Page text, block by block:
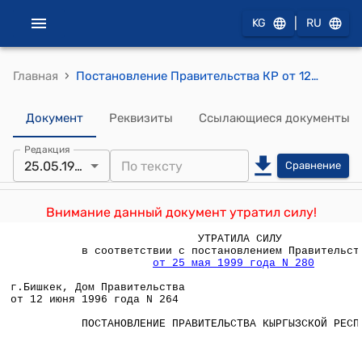
KG RU
Главная › Постановление Правительства КР от 12 июня 1996 года N 264 "Об утверждении Инструкции о прекращении процесса банкротства в случае удовлетворения требований кредитора до публикации объявления о собрании кредиторов"
Документ Реквизиты Ссылающиеся документы
Редакция
25.05.1999 Сравнение
Внимание данный документ утратил силу!